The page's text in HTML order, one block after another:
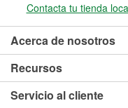
Contacta tu tienda
Acerca de nosotros
Recursos
Servicio al cliente